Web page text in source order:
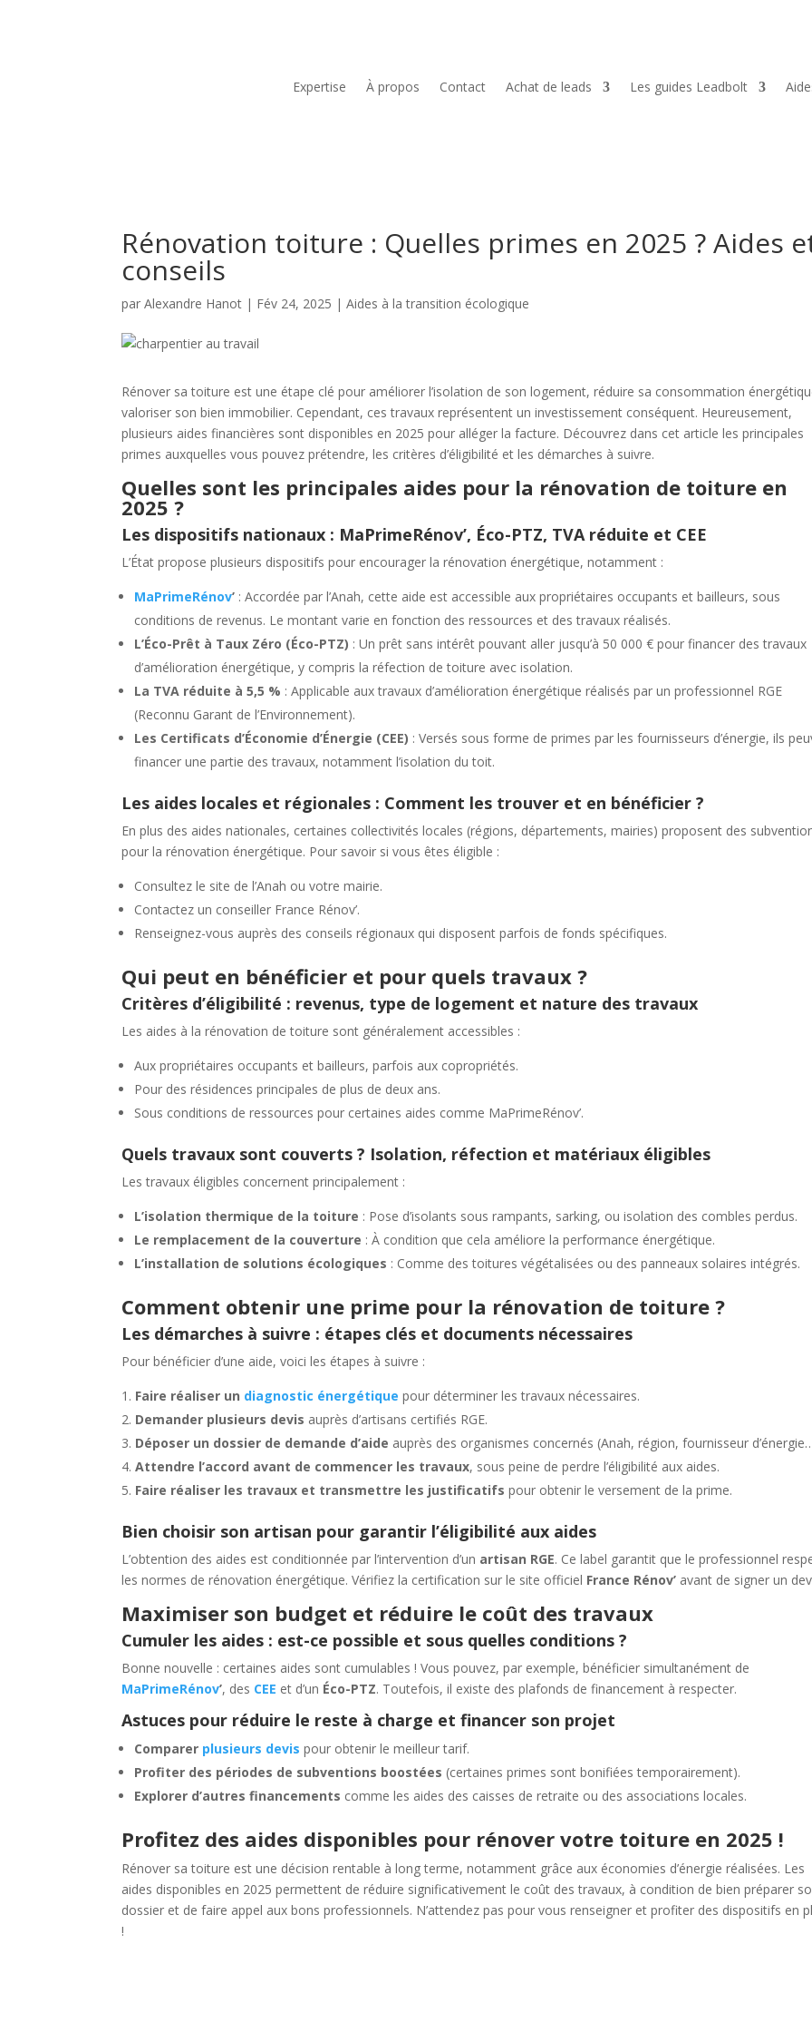
Expertise À propos Contact Achat de leads Les guides Leadbolt
Rénovation toiture : Quelles primes en 2025 ? Aides
conseils
parAlexandre Hanot | Fév 24, 2025 |Aides à la transition écologique
Rénover sa toiture est une étape clé pour améliorer l’isolation de son logement, réduire sa consommation
valoriser son bien immobilier. Cependant, ces travaux représentent un investissement conséquent. Heureusement,
plusieurs aides financières sont disponibles en 2025 pour alléger la facture. Découvrez dans cet article les principales
primes auxquelles vous pouvez prétendre, les critères d’éligibilité et les démarches à suivre.
Quelles sont les principales aides pour la rénovation de toiture en
2025 ?
Les dispositifs nationaux : MaPrimeRénov’, Éco-PTZ, TVA réduite et CEE
L’État propose plusieurs dispositifs pour encourager la rénovation énergétique, notamment :
MaPrimeRénov’ : Accordée par l’Anah, cette aide est accessible aux propriétaires occupants et bailleurs, sous
conditions de revenus. Le montant varie en fonction des ressources et des travaux réalisés.
L’Éco-Prêt à Taux Zéro (Éco-PTZ) : Un prêt sans intérêt pouvant aller jusqu’à 50 000 € pour financer des travaux
d’amélioration énergétique, y compris la réfection de toiture avec isolation.
La TVA réduite à 5,5 % : Applicable aux travaux d’amélioration énergétique réalisés par un professionnel RGE
(Reconnu Garant de l’Environnement).
Les Certificats d’Économie d’Énergie (CEE) : Versés sous forme de primes par les fournisseurs d’énergie, ils
financer une partie des travaux, notamment l’isolation du toit.
Les aides locales et régionales : Comment les trouver et en bénéficier ?
En plus des aides nationales, certaines collectivités locales (régions, départements, mairies) proposent des
pour la rénovation énergétique. Pour savoir si vous êtes éligible :
Consultez le site de l’Anah ou votre mairie.
Contactez un conseiller France Rénov’.
Renseignez-vous auprès des conseils régionaux qui disposent parfois de fonds spécifiques.
Qui peut en bénéficier et pour quels travaux ?
Critères d’éligibilité : revenus, type de logement et nature des travaux
Les aides à la rénovation de toiture sont généralement accessibles :
Aux propriétaires occupants et bailleurs, parfois aux copropriétés.
Pour des résidences principales de plus de deux ans.
Sous conditions de ressources pour certaines aides comme MaPrimeRénov’.
Quels travaux sont couverts ? Isolation, réfection et matériaux éligibles
Les travaux éligibles concernent principalement :
L’isolation thermique de la toiture : Pose d’isolants sous rampants, sarking, ou isolation des combles perdus.
Le remplacement de la couverture : À condition que cela améliore la performance énergétique.
L’installation de solutions écologiques : Comme des toitures végétalisées ou des panneaux solaires intégrés.
Comment obtenir une prime pour la rénovation de toiture ?
Les démarches à suivre : étapes clés et documents nécessaires
Pour bénéficier d’une aide, voici les étapes à suivre :
Faire réaliser un diagnostic énergétique pour déterminer les travaux nécessaires.
Demander plusieurs devis auprès d’artisans certifiés RGE.
Déposer un dossier de demande d’aide auprès des organismes concernés (Anah, région, fournisseur
Attendre l’accord avant de commencer les travaux, sous peine de perdre l’éligibilité aux aides.
Faire réaliser les travaux et transmettre les justificatifs pour obtenir le versement de la prime.
Bien choisir son artisan pour garantir l’éligibilité aux aides
L’obtention des aides est conditionnée par l’intervention d’un artisan RGE. Ce label garantit que le professionnel
les normes de rénovation énergétique. Vérifiez la certification sur le site officiel France Rénov’ avant de signer un
Maximiser son budget et réduire le coût des travaux
Cumuler les aides : est-ce possible et sous quelles conditions ?
Bonne nouvelle : certaines aides sont cumulables ! Vous pouvez, par exemple, bénéficier simultanément de
MaPrimeRénov’, des CEE et d’un Éco-PTZ. Toutefois, il existe des plafonds de financement à respecter.
Astuces pour réduire le reste à charge et financer son projet
Comparer plusieurs devis pour obtenir le meilleur tarif.
Profiter des périodes de subventions boostées (certaines primes sont bonifiées temporairement).
Explorer d’autres financements comme les aides des caisses de retraite ou des associations locales.
Profitez des aides disponibles pour rénover votre toiture en 2025 !
Rénover sa toiture est une décision rentable à long terme, notamment grâce aux économies d’énergie réalisées. Les
aides disponibles en 2025 permettent de réduire significativement le coût des travaux, à condition de bien préparer
dossier et de faire appel aux bons professionnels. N’attendez pas pour vous renseigner et profiter des dispositifs en
!